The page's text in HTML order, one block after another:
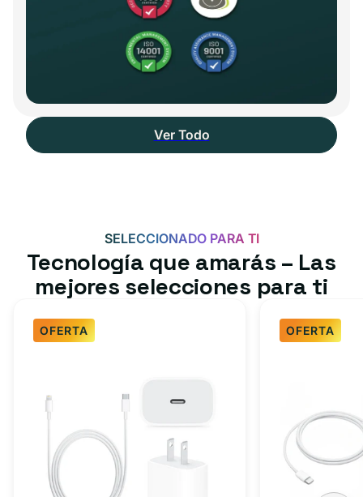
Ver Todo
SELECCIONADO PARA TI
Tecnología que amarás – Las
mejores selecciones para ti
OFERTA
para
iPhone,
iPad:
OFERTA
rápido
USB-